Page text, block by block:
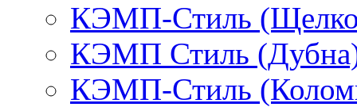
КЭМП-Стиль
КЭМП Стиль
КЭМП-Стиль